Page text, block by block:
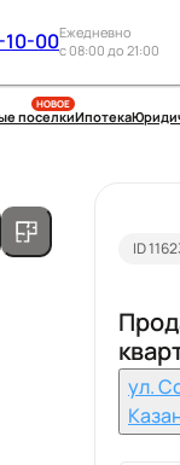
10-00Ежедневно
c 08:00 до 21:00
НОВОЕ
поселкиИпотека
ID
ул.